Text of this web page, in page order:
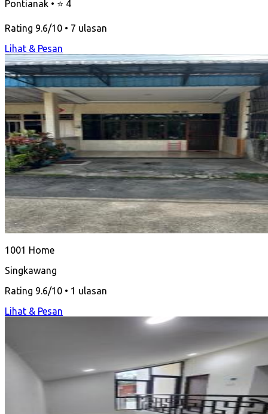
Pontianak • ⭐ 4
Rating 9.6/10 • 7 ulasan
Lihat & Pesan
1001 Home
Singkawang
Rating 9.6/10 • 1 ulasan
Lihat & Pesan